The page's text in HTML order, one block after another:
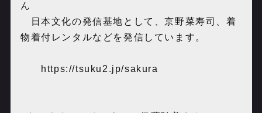
ん
日本文化の発信基地として、京野菜寿司、着
物着付レンタルなどを発信しています。
https://tsuku2.jp/sakura